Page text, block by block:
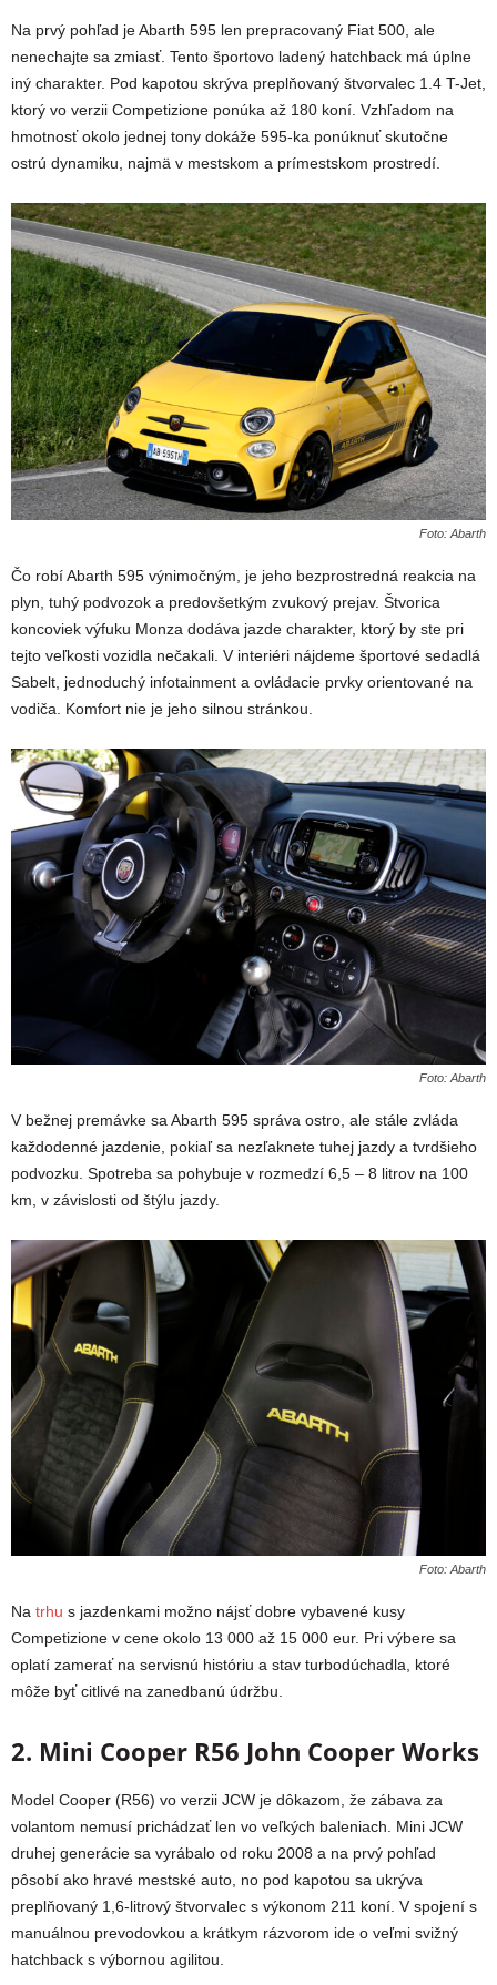
Na prvý pohľad je Abarth 595 len prepracovaný Fiat 500, ale
nenechajte sa zmiasť. Tento športovo ladený hatchback má úplne
iný charakter. Pod kapotou skrýva preplňovaný štvorvalec 1.4 T-Jet,
ktorý vo verzii Competizione ponúka až 180 koní. Vzhľadom na
hmotnosť okolo jednej tony dokáže 595-ka ponúknuť skutočne
ostrú dynamiku, najmä v mestskom a prímestskom prostredí.
Foto: Abarth
Čo robí Abarth 595 výnimočným, je jeho bezprostredná reakcia na
plyn, tuhý podvozok a predovšetkým zvukový prejav. Štvorica
koncoviek výfuku Monza dodáva jazde charakter, ktorý by ste pri
tejto veľkosti vozidla nečakali. V interiéri nájdeme športové sedadlá
Sabelt, jednoduchý infotainment a ovládacie prvky orientované na
vodiča. Komfort nie je jeho silnou stránkou.
Foto: Abarth
V bežnej premávke sa Abarth 595 správa ostro, ale stále zvláda
každodenné jazdenie, pokiaľ sa nezľaknete tuhej jazdy a tvrdšieho
podvozku. Spotreba sa pohybuje v rozmedzí 6,5 – 8 litrov na 100
km, v závislosti od štýlu jazdy.
Foto: Abarth
Na trhu s jazdenkami možno nájsť dobre vybavené kusy
Competizione v cene okolo 13 000 až 15 000 eur. Pri výbere sa
oplatí zamerať na servisnú históriu a stav turbodúchadla, ktoré
môže byť citlivé na zanedbanú údržbu.
2. Mini Cooper R56 John Cooper Works
Model Cooper (R56) vo verzii JCW je dôkazom, že zábava za
volantom nemusí prichádzať len vo veľkých baleniach. Mini JCW
druhej generácie sa vyrábalo od roku 2008 a na prvý pohľad
pôsobí ako hravé mestské auto, no pod kapotou sa ukrýva
preplňovaný 1,6-litrový štvorvalec s výkonom 211 koní. V spojení s
manuálnou prevodovkou a krátkym rázvorom ide o veľmi svižný
hatchback s výbornou agilitou.